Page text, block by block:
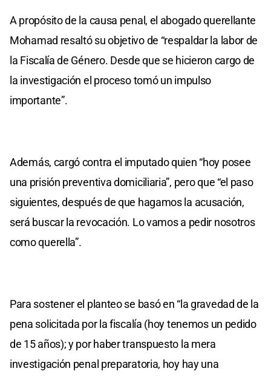
A propósito de la causa penal, el abogado querellante
Mohamad resaltó su objetivo de “respaldar la labor de
la Fiscalía de Género. Desde que se hicieron cargo de
la investigación el proceso tomó un impulso
importante”.
Además, cargó contra el imputado quien “hoy posee
una prisión preventiva domiciliaria”, pero que “el paso
siguientes, después de que hagamos la acusación,
será buscar la revocación. Lo vamos a pedir nosotros
como querella”.
Para sostener el planteo se basó en “la gravedad de la
pena solicitada por la fiscalía (hoy tenemos un pedido
de 15 años); y por haber transpuesto la mera
investigación penal preparatoria, hoy hay una